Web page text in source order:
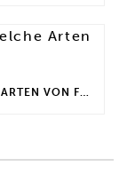
REICH DURCH INVESTIEREN – WELCHE ARTEN VON FONDS GIBT ES?